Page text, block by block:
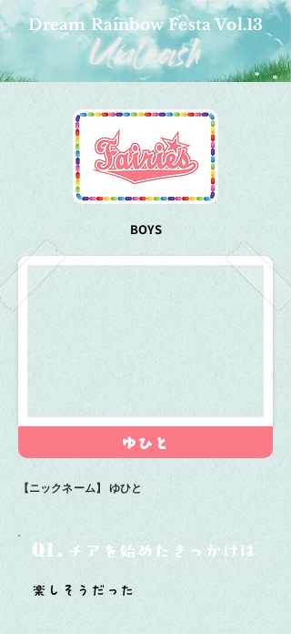
Dream Rainbow Festa Vol.13
BOYS
ゆひと
【ニックネーム】 ゆひと
Q1. チアを始めたきっかけは？
楽しそうだった